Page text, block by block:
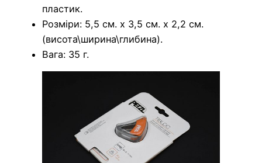
пластик.
Розміри: 5,5 см. х 3,5 см. х 2,2 см.
(висота\ширина\глибина).
Вага: 35 г.